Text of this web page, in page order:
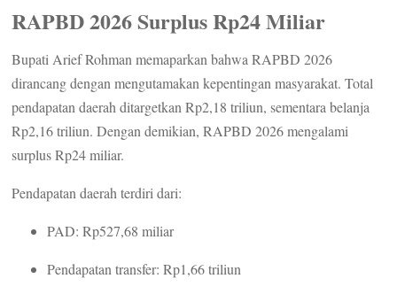
RAPBD 2026 Surplus Rp24 Miliar
Bupati Arief Rohman memaparkan bahwa RAPBD 2026
dirancang dengan mengutamakan kepentingan masyarakat. Total
pendapatan daerah ditargetkan Rp2,18 triliun, sementara belanja
Rp2,16 triliun. Dengan demikian, RAPBD 2026 mengalami
surplus Rp24 miliar.
Pendapatan daerah terdiri dari:
PAD: Rp527,68 miliar
Pendapatan transfer: Rp1,66 triliun